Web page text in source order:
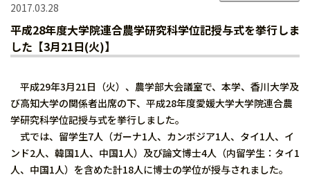
2017.03.28
平成28年度大学院連合農学研究科学位記授与式を挙行しま
した【3月21日(火)】
平成29年3月21日（火）、農学部大会議室で、本学、香川大学及
び高知大学の関係者出席の下、平成28年度愛媛大学大学院連合農
学研究科学位記授与式を挙行しました。
式では、留学生7人（ガーナ1人、カンボジア1人、タイ1人、イ
ンド2人、韓国1人、中国1人）及び論文博士4人（内留学生：タイ1
人、中国1人）を含めた計18人に博士の学位が授与されました。